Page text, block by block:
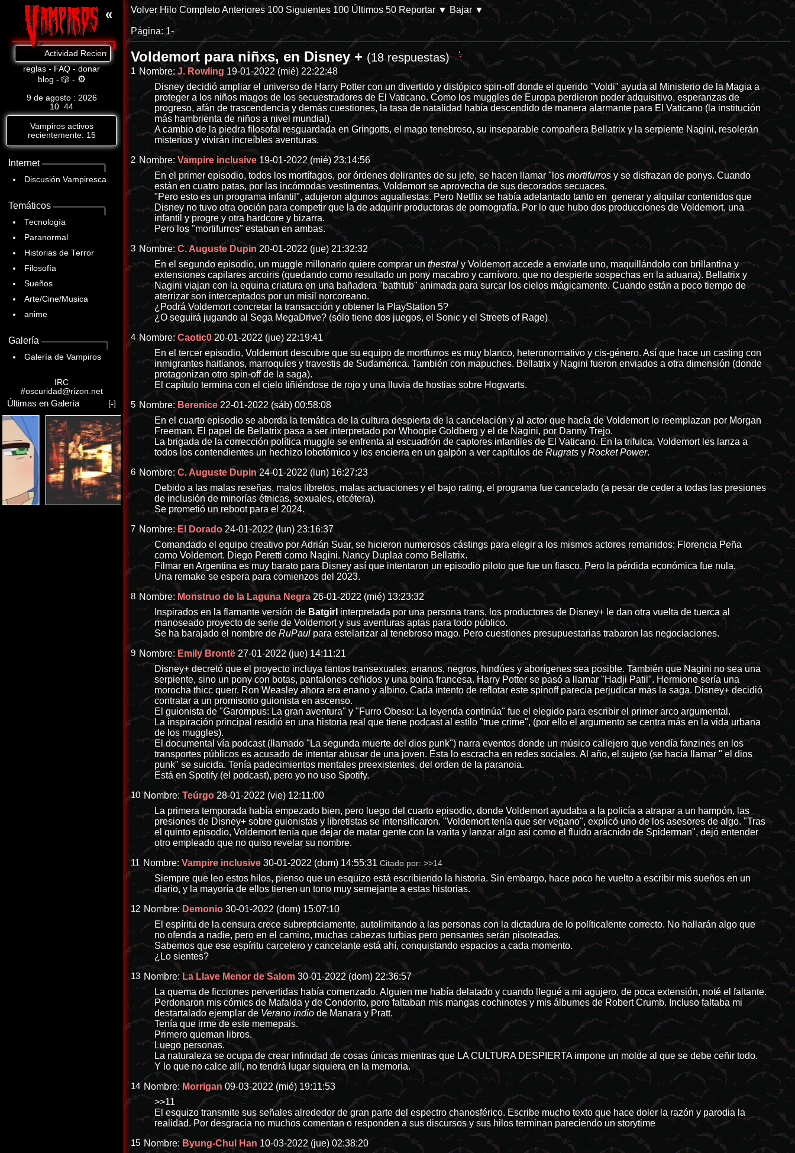
«
Actividad Reciente: Sé que todo lo estás haciendo tú, estigma. - Refugiados de ChanMX - /internet/
reglas - FAQ - donar
blog - 🎲 - ⚙
9 de agosto : 2026
10 44
Vampiros activos
recientemente: 15
Internet
Discusión Vampiresca
Temáticos
Tecnología
Paranormal
Historias de Terror
Filosofía
Sueños
Arte/Cine/Musica
anime
Galería
Galería de Vampiros
IRC
#oscuridad@rizon.net
Últimas en Galería [-]
Volver Hilo CompletoAnteriores 100 Siguientes 100 Últimos 50 Reportar ▼ Bajar ▼
Página: 1-
Voldemort para niñxs, en Disney +(18 respuestas)
1 Nombre:J. Rowling 19-01-2022 (mié) 22:22:48
Disney decidió ampliar el universo de Harry Potter con un divertido y distópico spin-off donde el querido "Voldi" ayuda al Ministerio de la Magia a
proteger a los niños magos de los secuestradores de El Vaticano. Como los muggles de Europa perdieron poder adquisitivo, esperanzas de
progreso, afán de trascendencia y demás cuestiones, la tasa de natalidad había descendido de manera alarmante para El Vaticano (la institución
más hambrienta de niños a nivel mundial).
A cambio de la piedra filosofal resguardada en Gringotts, el mago tenebroso, su inseparable compañera Bellatrix y la serpiente Nagini, resolerán
misterios y vivirán increíbles aventuras.
2 Nombre:Vampire inclusive 19-01-2022 (mié) 23:14:56
En el primer episodio, todos los mortífagos, por órdenes delirantes de su jefe, se hacen llamar "los mortifurros y se disfrazan de ponys. Cuando
están en cuatro patas, por las incómodas vestimentas, Voldemort se aprovecha de sus decorados secuaces.
"Pero esto es un programa infantil", adujeron algunos aguafiestas. Pero Netflix se había adelantado tanto en generar y alquilar contenidos que
Disney no tuvo otra opción para competir que la de adquirir productoras de pornografía. Por lo que hubo dos producciones de Voldemort, una
infantil y progre y otra hardcore y bizarra.
Pero los "mortifurros" estaban en ambas.
3 Nombre:C. Auguste Dupin 20-01-2022 (jue) 21:32:32
En el segundo episodio, un muggle millonario quiere comprar un thestral y Voldemort accede a enviarle uno, maquillándolo con brillantina y
extensiones capilares arcoiris (quedando como resultado un pony macabro y carnívoro, que no despierte sospechas en la aduana). Bellatrix y
Nagini viajan con la equina criatura en una bañadera "bathtub" animada para surcar los cielos mágicamente. Cuando están a poco tiempo de
aterrizar son interceptados por un misil norcoreano.
¿Podrá Voldemort concretar la transacción y obtener la PlayStation 5?
¿O seguirá jugando al Sega MegaDrive? (sólo tiene dos juegos, el Sonic y el Streets of Rage)
4 Nombre:Caotic0 20-01-2022 (jue) 22:19:41
En el tercer episodio, Voldemort descubre que su equipo de mortfurros es muy blanco, heteronormativo y cis-género. Así que hace un casting con
inmigrantes haitianos, marroquíes y travestis de Sudamérica. También con mapuches. Bellatrix y Nagini fueron enviados a otra dimensión (donde
protagonizan otro spin-off de la saga).
El capítulo termina con el cielo tiñiéndose de rojo y una lluvia de hostias sobre Hogwarts.
5 Nombre: Berenice 22-01-2022 (sáb) 00:58:08
En el cuarto episodio se aborda la temática de la cultura despierta de la cancelación y al actor que hacía de Voldemort lo reemplazan por Morgan
Freeman. El papel de Bellatrix pasa a ser interpretado por Whoopie Goldberg y el de Nagini, por Danny Trejo.
La brigada de la corrección política muggle se enfrenta al escuadrón de captores infantiles de El Vaticano. En la trifulca, Voldemort les lanza a
todos los contendientes un hechizo lobotómico y los encierra en un galpón a ver capítulos de Rugrats y Rocket Power.
6 Nombre:C. Auguste Dupin 24-01-2022 (lun) 16:27:23
Debido a las malas reseñas, malos libretos, malas actuaciones y el bajo rating, el programa fue cancelado (a pesar de ceder a todas las presiones
de inclusión de minorías étnicas, sexuales, etcétera).
Se prometió un reboot para el 2024.
7 Nombre:El Dorado 24-01-2022 (lun) 23:16:37
Comandado el equipo creativo por Adrián Suar, se hicieron numerosos cástings para elegir a los mismos actores remanidos: Florencia Peña
como Voldemort. Diego Peretti como Nagini. Nancy Duplaa como Bellatrix.
Filmar en Argentina es muy barato para Disney así que intentaron un episodio piloto que fue un fiasco. Pero la pérdida económica fue nula.
Una remake se espera para comienzos del 2023.
8 Nombre: Monstruo de la Laguna Negra 26-01-2022 (mié) 13:23:32
Inspirados en la flamante versión de Batgirlinterpretada por una persona trans, los productores de Disney+ le dan otra vuelta de tuerca al
manoseado proyecto de serie de Voldemort y sus aventuras aptas para todo público.
Se ha barajado el nombre de RuPaul para estelarizar al tenebroso mago. Pero cuestiones presupuestarias trabaron las negociaciones.
9 Nombre: Emily Brontë 27-01-2022 (jue) 14:11:21
Disney+ decretó que el proyecto incluya tantos transexuales, enanos, negros, hindúes y aborígenes sea posible. También que Nagini no sea una
serpiente, sino un pony con botas, pantalones ceñidos y una boina francesa. Harry Potter se pasó a llamar "Hadji Patil". Hermione sería una
morocha thicc querr. Ron Weasley ahora era enano y albino. Cada intento de reflotar este spinoff parecía perjudicar más la saga. Disney+ decidió
contratar a un promisorio guionista en ascenso.
El guionista de "Garompus: La gran aventura" y "Furro Obeso: La leyenda continúa" fue el elegido para escribir el primer arco argumental.
La inspiración principal residió en una historia real que tiene podcast al estilo "true crime", (por ello el argumento se centra más en la vida urbana
de los muggles).
El documental vía podcast (llamado "La segunda muerte del dios punk") narra eventos donde un músico callejero que vendía fanzines en los
transportes públicos es acusado de intentar abusar de una joven. Ésta lo escracha en redes sociales. Al año, el sujeto (se hacía llamar " el dios
punk" se suicida. Tenía padecimientos mentales preexistentes, del orden de la paranoia.
Está en Spotify (el podcast), pero yo no uso Spotify.
10 Nombre:Teúrgo 28-01-2022 (vie) 12:11:00
La primera temporada había empezado bien, pero luego del cuarto episodio, donde Voldemort ayudaba a la policía a atrapar a un hampón, las
presiones de Disney+ sobre guionistas y libretistas se intensificaron. "Voldemort tenía que ser vegano", explicó uno de los asesores de algo. "Tras
el quinto episodio, Voldemort tenía que dejar de matar gente con la varita y lanzar algo así como el fluído arácnido de Spiderman", dejó entender
otro empleado que no quiso revelar su nombre.
11 Nombre:Vampire inclusive 30-01-2022 (dom) 14:55:31 Citado por:>>14
Siempre que leo estos hilos, pienso que un esquizo está escribiendo la historia. Sin embargo, hace poco he vuelto a escribir mis sueños en un
diario, y la mayoría de ellos tienen un tono muy semejante a estas historias.
12 Nombre:Demonio 30-01-2022 (dom) 15:07:10
El espíritu de la censura crece subrepticiamente, autolimitando a las personas con la dictadura de lo política!ente correcto. No hallarán algo que
no ofenda a nadie, pero en el camino, muchas cabezas turbias pero pensantes serán pisoteadas.
Sabemos que ese espíritu carcelero y cancelante está ahí, conquistando espacios a cada momento.
¿Lo sientes?
13 Nombre: La Llave Menor de Salom 30-01-2022 (dom) 22:36:57
La quema de ficciones pervertidas había comenzado. Alguien me había delatado y cuando llegué a mi agujero, de poca extensión, noté el faltante.
Perdonaron mis cómics de Mafalda y de Condorito, pero faltaban mis mangas cochinotes y mis álbumes de Robert Crumb. Incluso faltaba mi
destartalado ejemplar de Verano indio de Manara y Pratt.
Tenía que irme de este memepais.
Primero queman libros.
Luego personas.
La naturaleza se ocupa de crear infinidad de cosas únicas mientras que LA CULTURA DESPIERTA impone un molde al que se debe ceñir todo.
Y lo que no calce allí, no tendrá lugar siquiera en la memoria.
14 Nombre: Morrigan 09-03-2022 (mié) 19:11:53
>>11
El esquizo transmite sus señales alrededor de gran parte del espectro chanosférico. Escribe mucho texto que hace doler la razón y parodia la
realidad. Por desgracia no muchos comentan o responden a sus discursos y sus hilos terminan pareciendo un storytime
15 Nombre: Byung-Chul Han 10-03-2022 (jue) 02:38:20